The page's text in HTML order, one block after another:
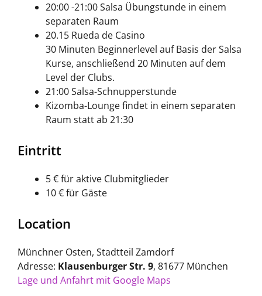
20:00 -21:00 Salsa Übungstunde in einem
separaten Raum
20.15 Rueda de Casino
30 Minuten Beginnerlevel auf Basis der Salsa
Kurse, anschließend 20 Minuten auf dem
Level der Clubs.
21:00 Salsa-Schnupperstunde
Kizomba-Lounge findet in einem separaten
Raum statt ab 21:30
Eintritt
5 € für aktive Clubmitglieder
10 € für Gäste
Location
Münchner Osten, Stadtteil Zamdorf
Adresse: Klausenburger Str. 9, 81677 München
Lage und Anfahrt mit Google Maps